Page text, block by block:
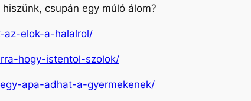
csupán egy múló álom?
az-elok-a-halalrol/
hogy-istentol-szolok/
apa-adhat-a-gyermekenek/